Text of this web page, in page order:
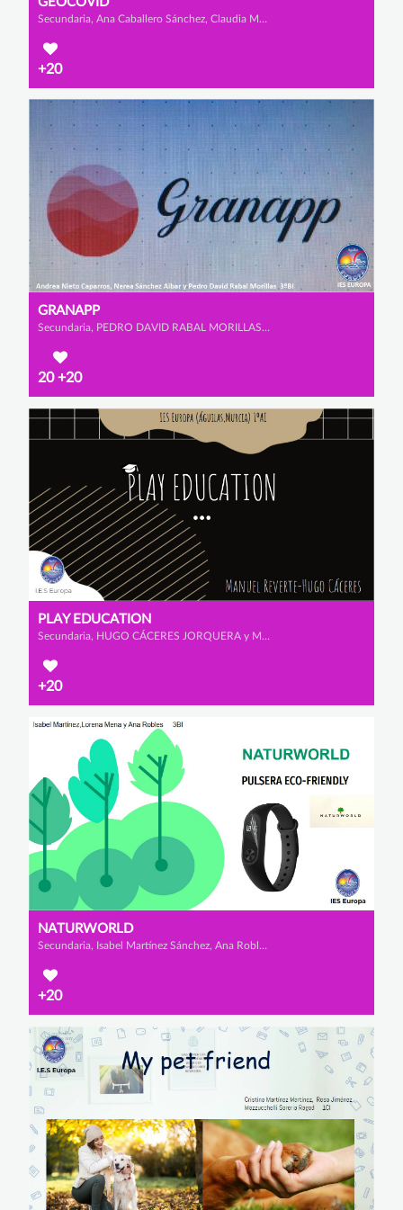
Secundaria, Ana Caballero Sánchez, Claudia Manzanera Asensio y Isabel Bravo Rodríguez
+20
GRANAPP
Secundaria, PEDRO DAVID RABAL MORILLAS, ANDREA NIETO CAPARROS y NEREA SÁNCHEZ AIBAR
20+20
PLAY EDUCATION
Secundaria, HUGO CÁCERES JORQUERA y MANUEL REVERTE VIÚDEZ
+20
NATURWORLD
Secundaria, Isabel Martínez Sánchez, Ana Robles Collado y Lorena Mena Gavilán
+20